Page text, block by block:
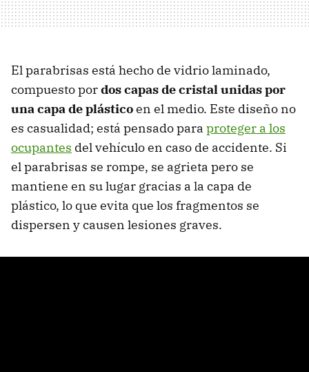
El parabrisas está hecho de vidrio laminado,
compuesto pordos capas de cristal unidas por
una capa de plásticoen el medio. Este diseño no
es casualidad; está pensado para proteger a los
ocupantes del vehículo en caso de accidente. Si
el parabrisas se rompe, se agrieta pero se
mantiene en su lugar gracias a la capa de
plástico, lo que evita que los fragmentos se
dispersen y causen lesiones graves.